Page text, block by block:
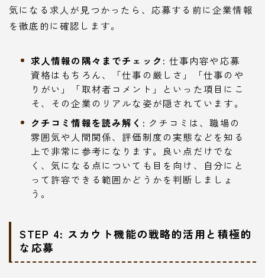
気になる求人が見つかったら、応募する前に企業情報
を徹底的に確認します。
求人情報の隅々までチェック: 仕事内容や応募
資格はもちろん、「仕事の厳しさ」「仕事のや
りがい」「取材者コメント」といった項目にこ
そ、その企業のリアルな姿が隠されています。
クチコミ情報を読み解く: クチコミは、職場の
雰囲気や人間関係、評価制度の実態などを知る
上で非常に参考になります。良い点だけでな
く、気になる点についても目を向け、自分にと
って許容できる範囲かどうかを判断しましょ
う。
STEP 4: スカウト機能の戦略的活用と積極的
な応募